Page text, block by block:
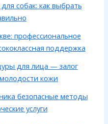
собак: как выбрать
профессиональное
поддержка
для лица — залог
кожи
безопасные методы
услуги